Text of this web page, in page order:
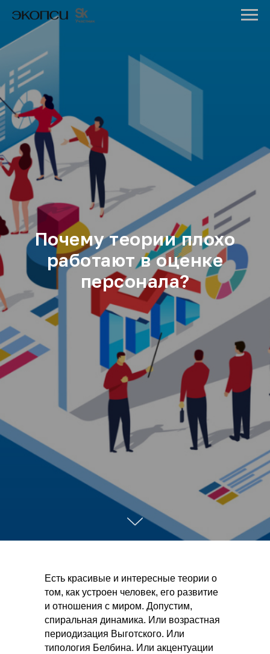
Почему теории плохо
работают в оценке
персонала?
Есть красивые и интересные теории о
том, как устроен человек, его развитие
и отношения с миром. Допустим,
спиральная динамика. Или возрастная
периодизация Выготского. Или
типология Белбина. Или акцентуации